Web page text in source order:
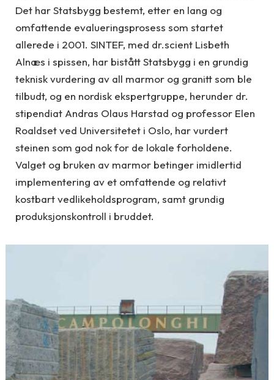
Det har Statsbygg bestemt, etter en lang og
omfattende evalueringsprosess som startet
allerede i 2001. SINTEF, med dr.scient Lisbeth
Alnæs i spissen, har bistått Statsbygg i en grundig
teknisk vurdering av all marmor og granitt som ble
tilbudt, og en nordisk ekspertgruppe, herunder dr.
stipendiat Andras Olaus Harstad og professor Elen
Roaldset ved Universitetet i Oslo, har vurdert
steinen som god nok for de lokale forholdene.
Valget og bruken av marmor betinger imidlertid
implementering av et omfattende og relativt
kostbart vedlikeholdsprogram, samt grundig
produksjonskontroll i bruddet.